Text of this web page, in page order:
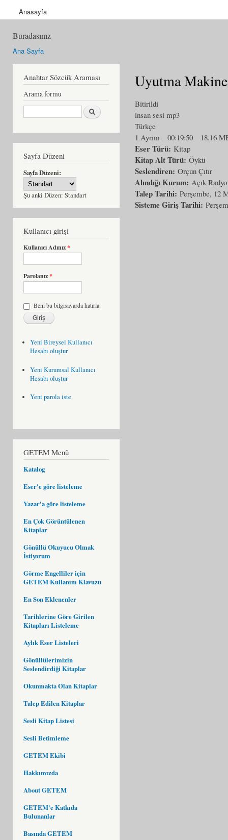
Anasayfa
Buradasınız
Ana Sayfa
Anahtar Sözcük Araması
Arama formu
Ara
Sayfa Düzeni
Sayfa Düzeni:
Şu anki Düzen: Standart
Kullanıcı girişi
Kullanıcı Adınız*
Parolanız*
Beni bu bilgisayarda hatırla
Yeni Bireysel Kullanıcı
Hesabı oluştur
Yeni Kurumsal Kullanıcı
Hesabı oluştur
Yeni parola iste
GETEM Menü
Katalog
Eser'e göre listeleme
Yazar'a göre listeleme
En Çok Görüntülenen
Kitaplar
Gönüllü Okuyucu Olmak
İstiyorum
Görme Engelliler için
GETEM Kullanım Klavuzu
En Son Eklenenler
Tarihlerine Göre Girilen
Kitapları Listeleme
Aylık Eser Listeleri
Gönüllülerimizin
Seslendirdiği Kitaplar
Okunmakta Olan Kitaplar
Talep Edilen Kitaplar
Sesli Kitap Listesi
Sesli Betimleme
GETEM Ekibi
Hakkımızda
About GETEM
GETEM'e Katkıda
Bulunanlar
Basında GETEM
Uyutma
Bitirildi
insan sesi mp3
Türkçe
1 Ayrım
00:19:50 18,16
Eser Türü: Kitap
Kitap Alt Türü: Öykü
Seslendiren: Orçun Çıtır
Alındığı Kurum: Açık Radyo
Talep Tarihi: Perşembe, 12
Sisteme Giriş Tarihi: